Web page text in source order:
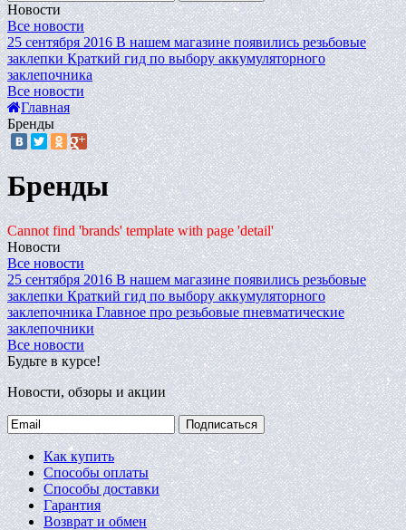
Новости
Все новости
25 сентября 2016 В нашем магазине появились резьбовые
заклепки Краткий гид по выбору аккумуляторного
заклепочника
Все новости
Главная
Бренды
Бренды
Cannot find 'brands' template with page 'detail'
Новости
Все новости
25 сентября 2016 В нашем магазине появились резьбовые
заклепки Краткий гид по выбору аккумуляторного
заклепочника Главное про резьбовые пневматические
заклепочники
Все новости
Будьте в курсе!
Новости, обзоры и акции
Подписаться
Как купить
Способы оплаты
Способы доставки
Гарантия
Возврат и обмен